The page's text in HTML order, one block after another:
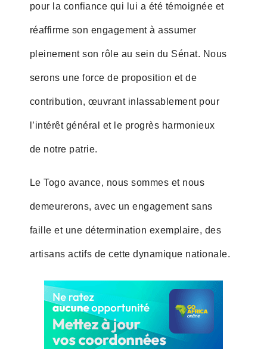
pour la confiance qui lui a été témoignée et
réaffirme son engagement à assumer
pleinement son rôle au sein du Sénat. Nous
serons une force de proposition et de
contribution, œuvrant inlassablement pour
l’intérêt général et le progrès harmonieux
de notre patrie.
Le Togo avance, nous sommes et nous
demeurerons, avec un engagement sans
faille et une détermination exemplaire, des
artisans actifs de cette dynamique nationale.